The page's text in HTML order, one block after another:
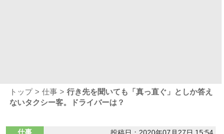
トップ 仕事
行き先を聞いても「真っ直ぐ」としか答え
ないタクシー客。ドライバーは？
仕事